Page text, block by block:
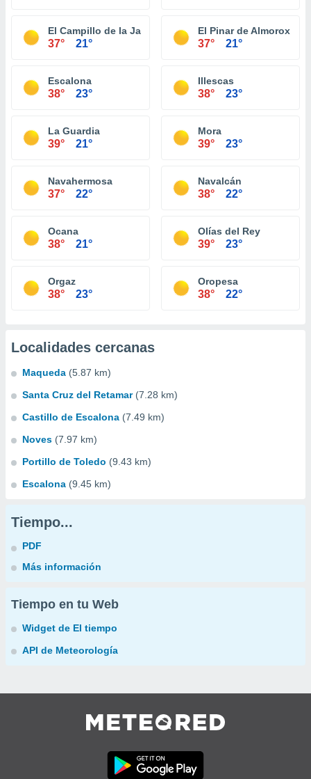
El Campillo de la Jara
37° 21°
El Pinar de Almorox
37° 21°
Escalona
38° 23°
Illescas
38° 23°
La Guardia
39° 21°
Mora
39° 23°
Navahermosa
37° 22°
Navalcán
38° 22°
Ocana
38° 21°
Olías del Rey
39° 23°
Orgaz
38° 23°
Oropesa
38° 22°
Localidades cercanas
Maqueda (5.87 km)
Santa Cruz del Retamar (7.28 km)
Castillo de Escalona (7.49 km)
Noves (7.97 km)
Portillo de Toledo (9.43 km)
Escalona (9.45 km)
Tiempo...
PDF
Más información
Tiempo en tu Web
Widget de El tiempo
API de Meteorología